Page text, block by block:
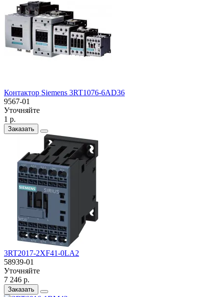
Контактор Siemens 3RT1076-6AD36
9567-01
Уточняйте
1 р.
Заказать
3RT2017-2XF41-0LA2
58939-01
Уточняйте
7 246 р.
Заказать